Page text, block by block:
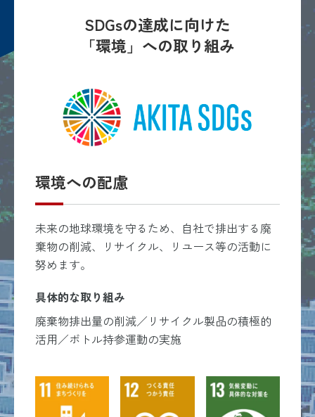
SDGsの達成に向けた
「環境」への取り組み
環境への配慮
未来の地球環境を守るため、自社で排出する廃
棄物の削減、リサイクル、リユース等の活動に
努めます。
具体的な取り組み
廃棄物排出量の削減／リサイクル製品の積極的
活用／ボトル持参運動の実施